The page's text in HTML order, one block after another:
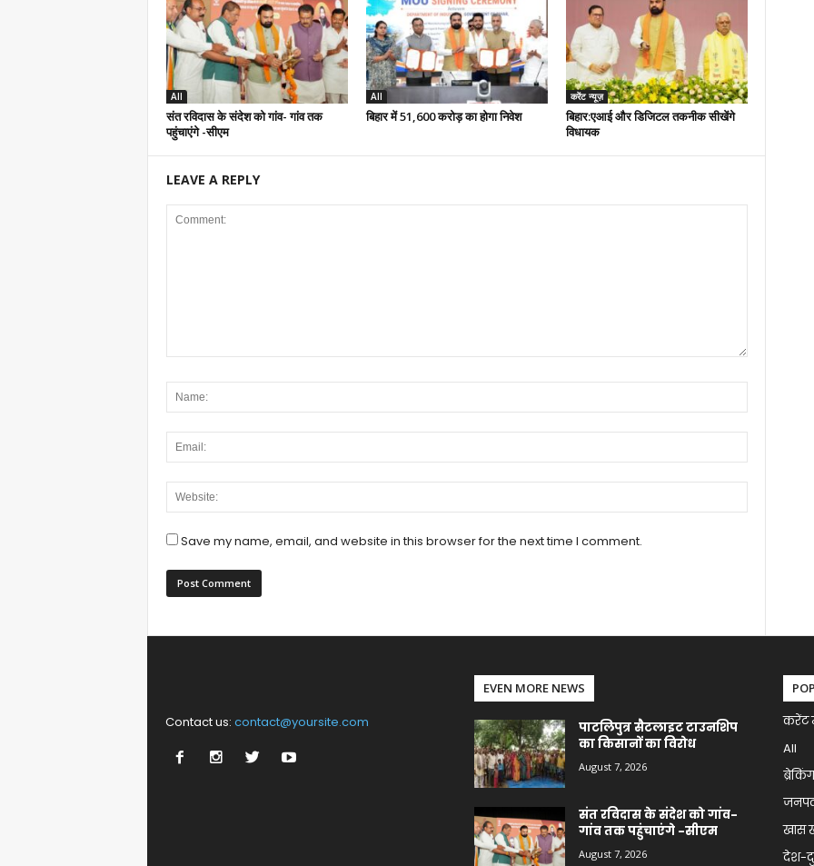
All
संत रविदास के संदेश को गांव- गांव तक
पहुंचाएंगे -सीएम
All
बिहार में 51,600 करोड़ का होगा निवेश
करेंट न्यूज़
बिहार:एआई और डिजिटल तकनीक सीखेंगे
विधायक
LEAVE A REPLY
Save my name, email, and website in this browser for the next time I comment.
Contact us: contact@yoursite.com
EVEN MORE NEWS
पाटलिपुत्र सैटलाइट टाउनशिप
का किसानों का विरोध
August 7, 2026
संत रविदास के संदेश को गांव-
गांव तक पहुंचाएंगे -सीएम
August 7, 2026
करेंट
All
खास
देश-